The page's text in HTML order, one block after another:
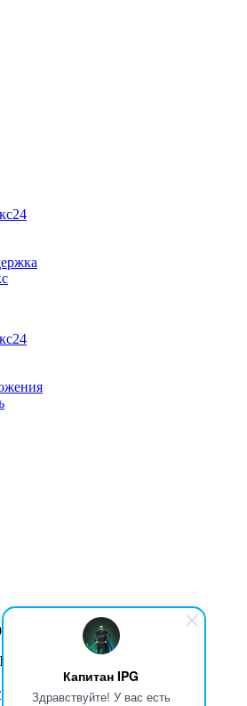
Капитан IPG
Здравствуйте! У вас есть
ПАРТНЕРОМ 1С-